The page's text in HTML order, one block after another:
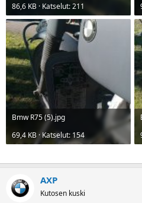
86,6 KB · Katselut: 211
Bmw R75 (5).jpg
69,4 KB · Katselut: 154
AXP
Kutosen kuski